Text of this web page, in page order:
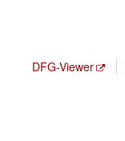
DFG-Viewer